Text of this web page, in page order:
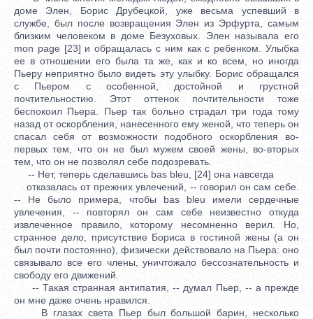
доме Элен, Борис Друбецкой, уже весьма успевший в
службе, был после возвращения Элен из Эрфурта, самым
близким человеком в доме Безуховых. Элен называла его
mon page [23] и обращалась с ним как с ребенком. Улыбка
ее в отношении его была та же, как и ко всем, но иногда
Пьеру неприятно было видеть эту улыбку. Борис обращался
с Пьером с особенной, достойной и грустной
почтительностию. Этот оттенок почтительности тоже
беспокоил Пьера. Пьер так больно страдал три года тому
назад от оскорбления, нанесенного ему женой, что теперь он
спасал себя от возможности подобного оскорбления во-
первых тем, что он не был мужем своей жены, во-вторых
тем, что он не позволял себе подозревать.
-- Нет, теперь сделавшись bas bleu, [24] она навсегда
отказалась от прежних увлечений, -- говорил он сам себе.
-- Не было примера, чтобы bas bleu имели сердечные
увлечения, -- повторял он сам себе неизвестно откуда
извлеченное правило, которому несомненно верил. Но,
странное дело, присутствие Бориса в гостиной жены (а он
был почти постоянно), физически действовало на Пьера: оно
связывало все его члены, уничтожало бессознательность и
свободу его движений.
-- Такая странная антипатия, -- думал Пьер, -- а прежде
он мне даже очень нравился.
В глазах света Пьер был большой барин, несколько